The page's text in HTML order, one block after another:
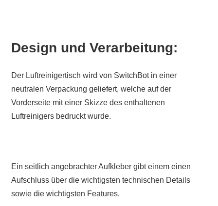
Design und Verarbeitung:
Der Luftreinigertisch wird von SwitchBot in einer
neutralen Verpackung geliefert, welche auf der
Vorderseite mit einer Skizze des enthaltenen
Luftreinigers bedruckt wurde.
Ein seitlich angebrachter Aufkleber gibt einem einen
Aufschluss über die wichtigsten technischen Details
sowie die wichtigsten Features.